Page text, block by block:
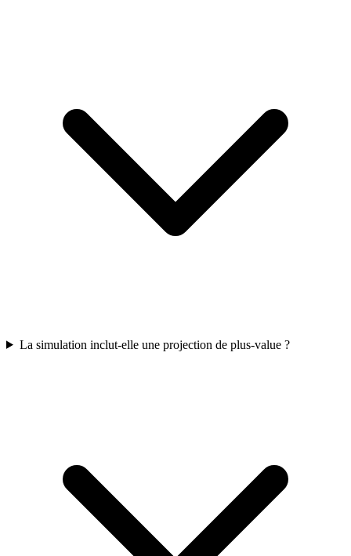
La simulation inclut-elle une projection de plus-value ?